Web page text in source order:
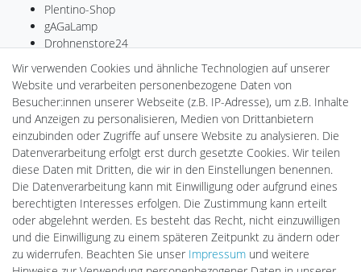
Plentino-Shop
gAGaLamp
Drohnenstore24
Batteriespeicher
PlentiSolar
Gebrauchtlicht
Ledkauf
DEYESOLAR
Lightech Connect
CardanLight Europe
FORTIMO LEDs
LED-RETROSHOP
Wallbox24
Wir verwenden Cookies und ähnliche Technologien auf unserer
Website und verarbeiten personenbezogene Daten von
Besucher:innen unserer Webseite (z.B. IP-Adresse), um z.B. Inhalte
und Anzeigen zu personalisieren, Medien von Drittanbietern
einzubinden oder Zugriffe auf unsere Website zu analysieren. Die
Datenverarbeitung erfolgt erst durch gesetzte Cookies. Wir teilen
diese Daten mit Dritten, die wir in den Einstellungen benennen.
Die Datenverarbeitung kann mit Einwilligung oder aufgrund eines
berechtigten Interesses erfolgen. Die Zustimmung kann erteilt
oder abgelehnt werden. Es besteht das Recht, nicht einzuwilligen
und die Einwilligung zu einem späteren Zeitpunkt zu ändern oder
zu widerrufen. Beachten Sie unser Impressum und weitere